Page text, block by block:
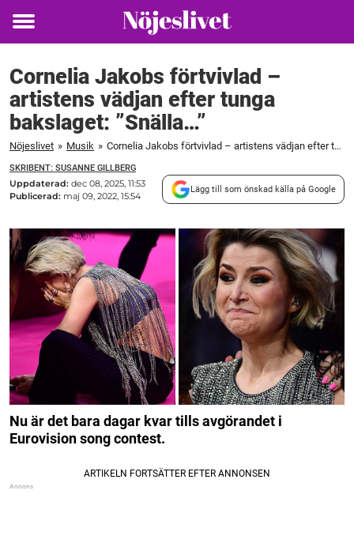
Toggle
Cornelia Jakobs förtvivlad –
artistens vädjan efter tunga
bakslaget: ”Snälla…”
Nöjeslivet » Musik » Cornelia Jakobs förtvivlad – artistens vädjan efter tunga bakslaget: "Snälla..."
SKRIBENT: SUSANNE GILLBERG
Uppdaterad: dec 08, 2025, 11:53
Publicerad: maj 09, 2022, 15:54
Lägg till som önskad källa på Google
Nu är det bara dagar kvar tills avgörandet i
Eurovision song contest.